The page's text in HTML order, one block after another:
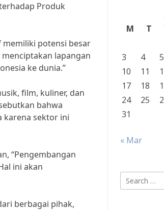
Produk
memiliki potensi besar
lapangan
ke dunia.”
film, kuliner, dan
bahwa
karena sektor ini
“Pengembangan
ini akan
berbagai pihak,
M
T
3
4 5
10
11
17
18
24
25
31
« Mar
Search
for: